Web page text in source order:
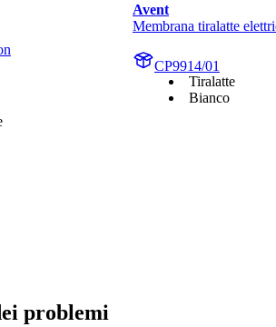
Avent
Membrana tiralatte
CP9914/01
Tiralatte
Bianco
problemi